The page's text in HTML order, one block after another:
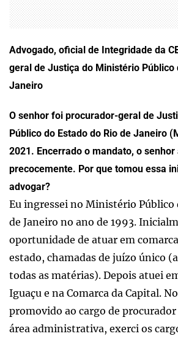
Advogado, oficial de Integridade da
geral de Justiça do Ministério Público
Janeiro
O senhor foi procurador-geral de
Público do Estado do Rio de Janeiro
2021. Encerrado o mandato, o
precocemente. Por que tomou essa
advogar?
Eu ingressei no Ministério Público
de Janeiro no ano de 1993.
oportunidade de atuar em
estado, chamadas de juízo único
todas as matérias). Depois atuei
Iguaçu e na Comarca da Capital.
promovido ao cargo de procurador
área administrativa, exerci os